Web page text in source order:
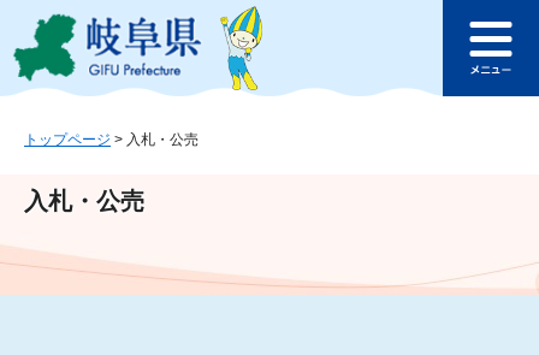
ジ
ュ
文
このページの本文へ
ュ
トップページ > 入札・公売
入札・公売